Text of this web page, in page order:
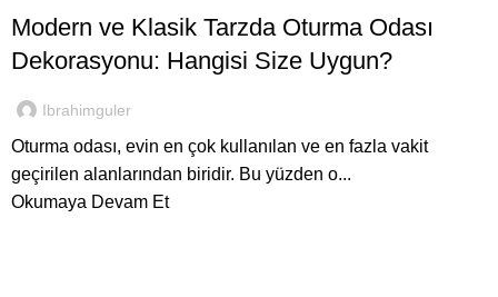
Modern ve Klasik Tarzda Oturma Odası
Dekorasyonu: Hangisi Size Uygun?
Ibrahimguler
Oturma odası, evin en çok kullanılan ve en fazla vakit
geçirilen alanlarından biridir. Bu yüzden o...
Okumaya Devam Et